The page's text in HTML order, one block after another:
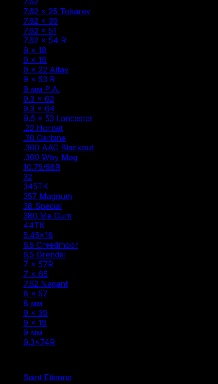
7.62 × 25 Tokarev
7.62 × 39
7.62 × 51
7.62 × 54 R
9 × 18
9 × 19
9 × 22 Altay
9 × 53 R
9 мм Р.А.
9.3 × 62
9.3 × 64
9.6 × 53 Lancaster
.22 Hornet
.30 Carbine
.300 AAC Blackout
.300 Wby Mag
10.75/58R
32
345ТК
357 Magnum
38 Special
380 Me Gum
44ТК
5.45×18
6.5 Creedmoor
6.5 Grendel
7 × 57R
7 × 65
7.62 Nagant
8 × 57
8 мм
9 × 39
9 x 19
9 мм
9.3×74R
Saint Etienne